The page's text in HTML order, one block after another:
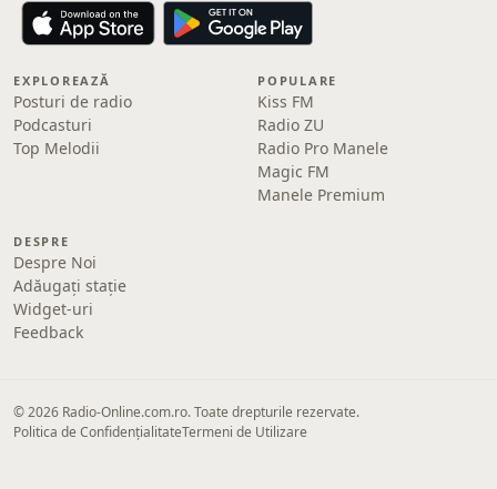
EXPLOREAZĂ
Posturi de radio
Podcasturi
Top Melodii
POPULARE
Kiss FM
Radio ZU
Radio Pro Manele
Magic FM
Manele Premium
DESPRE
Despre Noi
Adăugați stație
Widget-uri
Feedback
© 2026 Radio-Online.com.ro. Toate drepturile rezervate.
Politica de ConfidențialitateTermeni de Utilizare